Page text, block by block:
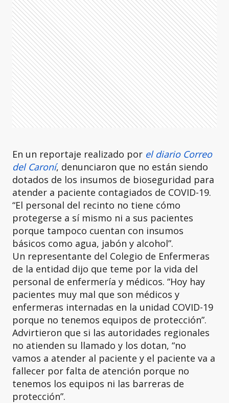
En un reportaje realizado por el diario Correo
del Caroní, denunciaron que no están siendo
dotados de los insumos de bioseguridad para
atender a paciente contagiados de COVID-19.
“El personal del recinto no tiene cómo
protegerse a sí mismo ni a sus pacientes
porque tampoco cuentan con insumos
básicos como agua, jabón y alcohol”.
Un representante del Colegio de Enfermeras
de la entidad dijo que teme por la vida del
personal de enfermería y médicos. “Hoy hay
pacientes muy mal que son médicos y
enfermeras internadas en la unidad COVID-19
porque no tenemos equipos de protección”.
Advirtieron que si las autoridades regionales
no atienden su llamado y los dotan, “no
vamos a atender al paciente y el paciente va a
fallecer por falta de atención porque no
tenemos los equipos ni las barreras de
protección”.